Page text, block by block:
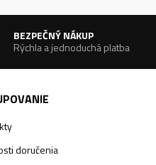
BEZPEČNÝ NÁKUP
Rýchla a jednoduchá platba
doručenia